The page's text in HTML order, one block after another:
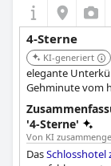
4-Sterne
KI-generiert
elegante
Gehminute vom
eine Mischung
Attraktionen
eine Bar und
'4-Sterne'
Von KI
DasSchlosshotel